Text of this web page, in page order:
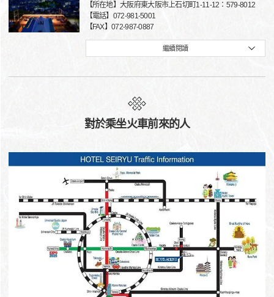
【所在地】大阪府東大阪市上石切町1-11-12：579-8012
【電話】072-981-5001
【FAX】072-987-0887
繼續閱讀
對於乘坐火車前來的人